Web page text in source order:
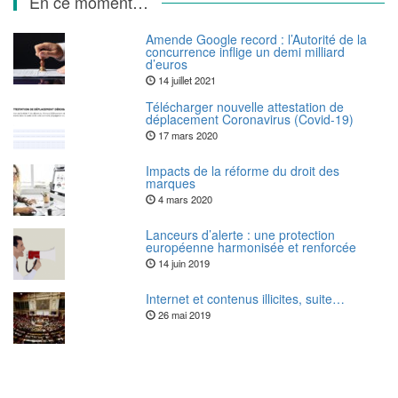
Amende Google record : l’Autorité de la
concurrence inflige un demi milliard
d’euros
14 juillet 2021
Télécharger nouvelle attestation de
déplacement Coronavirus (Covid-19)
17 mars 2020
Impacts de la réforme du droit des
marques
4 mars 2020
Lanceurs d’alerte : une protection
européenne harmonisée et renforcée
14 juin 2019
Internet et contenus illicites, suite…
26 mai 2019